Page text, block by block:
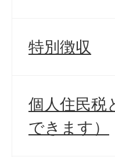
特別徴収
個人住民税
できます）